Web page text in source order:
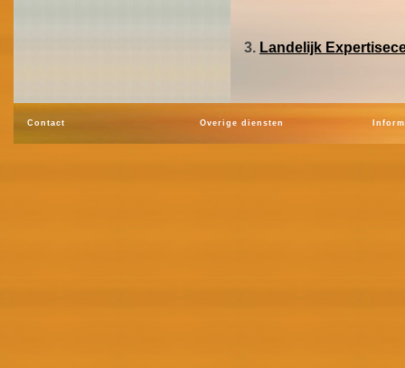
3. Landelijk
Contact Overige diensten